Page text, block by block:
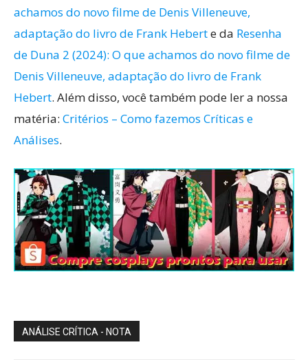
achamos do novo filme de Denis Villeneuve,
adaptação do livro de Frank Heberte da Resenha
de Duna 2 (2024): O que achamos do novo filme de
Denis Villeneuve, adaptação do livro de Frank
Hebert. Além disso, você também pode ler a nossa
matéria: Critérios – Como fazemos Críticas e
Análises.
ANÁLISE CRÍTICA - NOTA